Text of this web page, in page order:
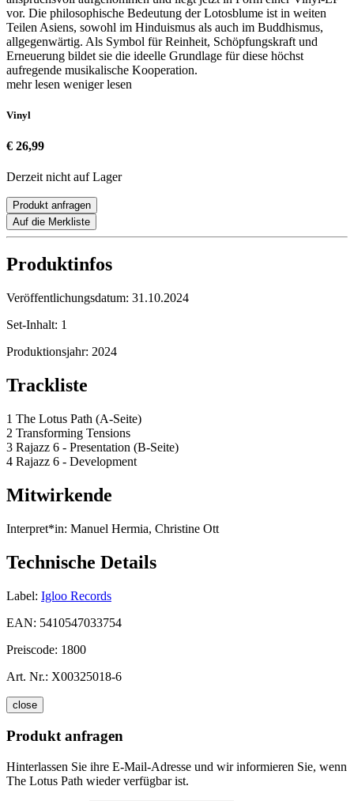
vor. Die philosophische Bedeutung der Lotosblume ist in weiten
Teilen Asiens, sowohl im Hinduismus als auch im Buddhismus,
allgegenwärtig. Als Symbol für Reinheit, Schöpfungskraft und
Erneuerung bildet sie die ideelle Grundlage für diese höchst
aufregende musikalische Kooperation.
mehr lesen weniger lesen
Vinyl
€ 26,99
Derzeit nicht auf Lager
Produkt anfragen
Auf die Merkliste
Produktinfos
Veröffentlichungsdatum: 31.10.2024
Set-Inhalt: 1
Produktionsjahr: 2024
Trackliste
1 The Lotus Path (A-Seite)
2 Transforming Tensions
3 Rajazz 6 - Presentation (B-Seite)
4 Rajazz 6 - Development
Mitwirkende
Interpret*in: Manuel Hermia, Christine Ott
Technische Details
Label: Igloo Records
EAN: 5410547033754
Preiscode: 1800
Art. Nr.: X00325018-6
close
Produkt anfragen
Hinterlassen Sie ihre E-Mail-Adresse und wir informieren Sie, wenn
The Lotus Path wieder verfügbar ist.